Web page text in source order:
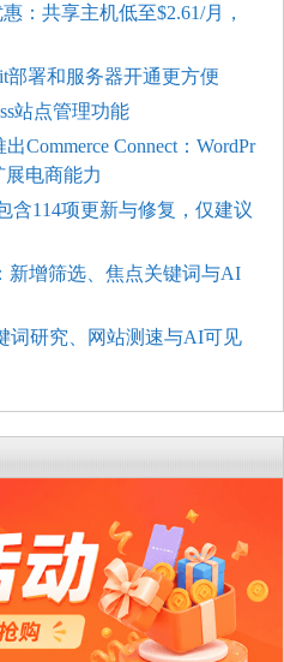
：共享主机低至$2.61/月，
部署和服务器开通更方便
站点管理功能
Commerce Connect：WordPr
展电商能力
含114项更新与修复，仅建议
新增筛选、焦点关键词与AI
词研究、网站测速与AI可见